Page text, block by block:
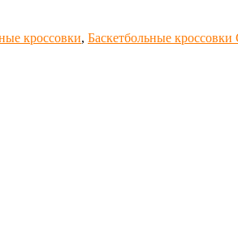
кроссовки, Баскетбольные кроссовки